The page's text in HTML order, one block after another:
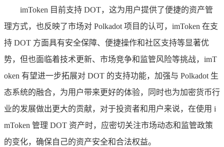
imToken 目前支持 DOT，这为用户提供了便捷的资产管
理方式，也反映了市场对 Polkadot 项目的认可，imToken 在支
持 DOT 方面具有安全保障、便捷操作和社区支持等显著优
势，但也面临着技术更新、市场竞争和监管风险等挑战，imT
oken 有望进一步拓展对 DOT 的支持功能，加强与 Polkadot 生
态系统的融合，为用户带来更好的体验，同时也为加密货币行
业的发展做出更大的贡献，对于投资者和用户来说，在使用 i
mToken 管理 DOT 资产时，应密切关注市场动态和监管政策
的变化，确保自己的资产安全和合法权益。